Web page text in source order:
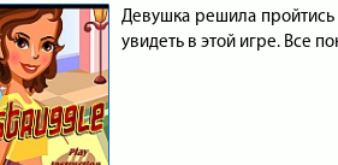
Девушка решила пройтись
увидеть в этой игре. Все